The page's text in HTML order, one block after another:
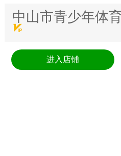
中山市青少年体
进入店铺